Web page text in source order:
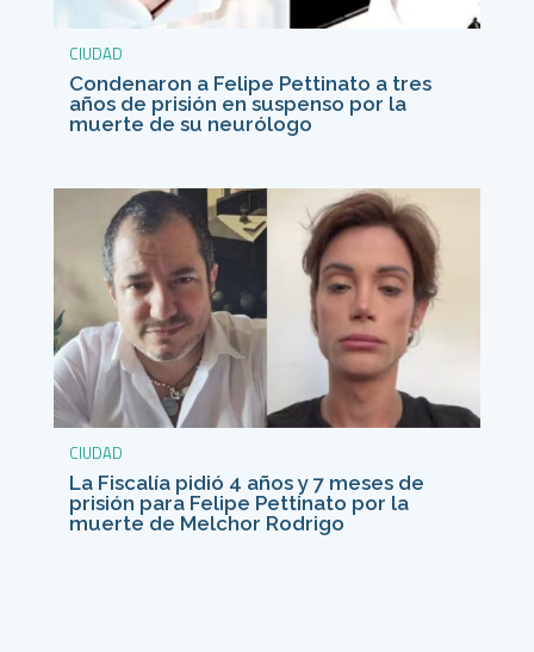
CIUDAD
Condenaron a Felipe Pettinato a tres
años de prisión en suspenso por la
muerte de su neurólogo
CIUDAD
La Fiscalía pidió 4 años y 7 meses de
prisión para Felipe Pettinato por la
muerte de Melchor Rodrigo